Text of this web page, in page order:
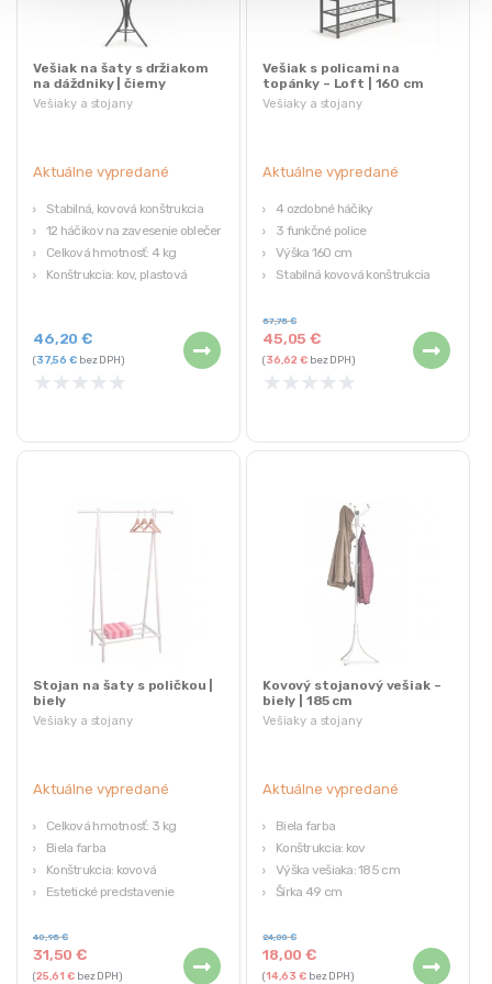
Vešiaky a stojany
Vešiak na šaty s držiakom
na dáždniky | čierny
Aktuálne vypredané
Stabilná, kovová konštrukcia
12 háčikov na zavesenie oblečenia
Celková hmotnosť: 4 kg
Konštrukcia: kov, plastová
46,20€
(37,56€bez DPH)
★ ★ ★ ★ ★
Vešiaky a stojany
Vešiak s policami na
topánky – Loft | 160 cm
Aktuálne vypredané
4 ozdobné háčiky
3 funkčné police
Výška 160 cm
Stabilná kovová konštrukcia
45,05€
57,75€
(36,62€bez DPH)
★ ★ ★ ★ ★
Vešiaky a stojany
Stojan na šaty s poličkou |
biely
Aktuálne vypredané
Celková hmotnosť: 3 kg
Biela farba
Konštrukcia: kovová
Estetické predstavenie
31,50€
40,95€
(25,61€bez DPH)
Vešiaky a stojany
Kovový stojanový vešiak –
biely | 185 cm
Aktuálne vypredané
Biela farba
Konštrukcia: kov
Výška vešiaka: 185 cm
Šírka 49 cm
18,00€
24,00€
(14,63€bez DPH)